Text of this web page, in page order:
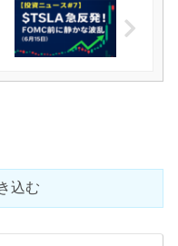
込む